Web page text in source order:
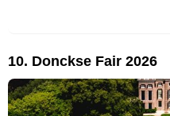
10. Donckse Fair 2026